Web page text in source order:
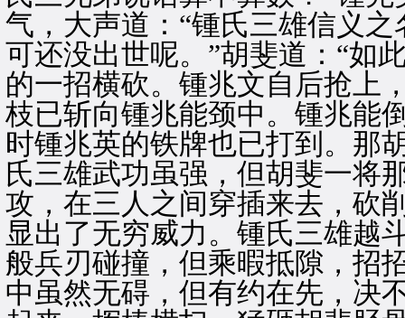
气，大声道：“锺氏三雄信义
可还没出世呢。”胡斐道：“如
的一招横砍。锺兆文自后抢上
枝已斩向锺兆能颈中。锺兆能
时锺兆英的铁牌也已打到。那
氏三雄武功虽强，但胡斐一将
攻，在三人之间穿插来去，砍
显出了无穷威力。锺氏三雄越
般兵刃碰撞，但乘暇抵隙，招
中虽然无碍，但有约在先，决